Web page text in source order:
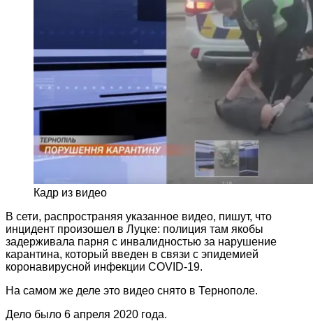
Кадр из видео
В сети, распространяя указанное видео, пишут, что
инцидент произошел в Луцке: полиция там якобы
задерживала парня с инвалидностью за нарушение
карантина, который введен в связи с эпидемией
коронавирусной инфекции COVID-19.
На самом же деле это видео снято в Тернополе.
Дело было 6 апреля 2020 года.